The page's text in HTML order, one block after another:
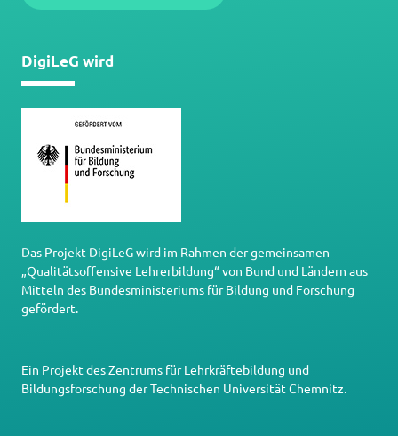
DigiLeG wird
Das Projekt DigiLeG wird im Rahmen der gemeinsamen
„Qualitätsoffensive Lehrerbildung“ von Bund und Ländern aus
Mitteln des Bundesministeriums für Bildung und Forschung
gefördert.
Ein Projekt desZentrums für Lehrkräftebildung und
Bildungsforschung derTechnischen Universität Chemnitz.